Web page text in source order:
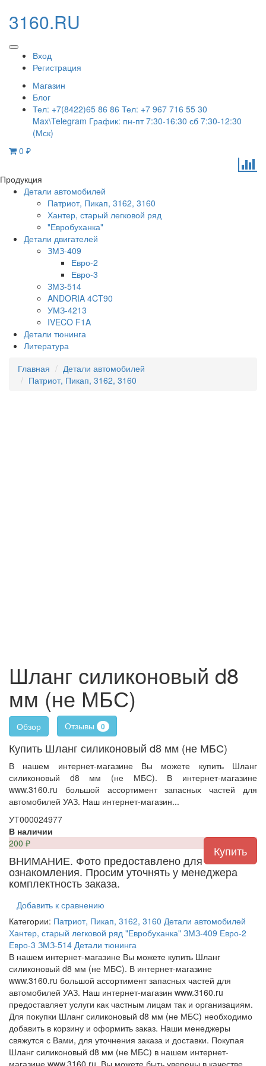
3160.RU
Вход
Регистрация
Магазин
Блог
Тел: +7(8422)65 86 86 Тел: +7 967 716 55 30
Max\Telegram График: пн-пт 7:30-16:30 сб 7:30-12:30
(Мск)
0 ₽
Продукция
Детали автомобилей
Патриот, Пикап, 3162, 3160
Хантер, старый легковой ряд
"Евробуханка"
Детали двигателей
ЗМЗ-409
Евро-2
Евро-3
ЗМЗ-514
ANDORIA 4CT90
УМЗ-4213
IVECO F1A
Детали тюнинга
Литература
Главная
Детали автомобилей
Патриот, Пикап, 3162, 3160
Шланг силиконовый d8
мм (не МБС)
Обзор Отзывы 0
Купить Шланг силиконовый d8 мм (не МБС)
В нашем интернет-магазине Вы можете купить Шланг
силиконовый d8 мм (не МБС). В интернет-магазине
www.3160.ru большой ассортимент запасных частей для
автомобилей УАЗ. Наш интернет-магазин...
УТ000024977
В наличии
200 ₽
ВНИМАНИЕ. Фото предоставлено для
ознакомления. Просим уточнять у менеджера
комплектность заказа.
Добавить к сравнению
Категории: Патриот, Пикап, 3162, 3160 Детали автомобилей
Хантер, старый легковой ряд "Евробуханка" ЗМЗ-409 Евро-2
Евро-3 ЗМЗ-514 Детали тюнинга
В нашем интернет-магазине Вы можете купить Шланг
силиконовый d8 мм (не МБС). В интернет-магазине
www.3160.ru большой ассортимент запасных частей для
автомобилей УАЗ. Наш интернет-магазин www.3160.ru
предоставляет услуги как частным лицам так и организациям.
Для покупки Шланг силиконовый d8 мм (не МБС) необходимо
добавить в корзину и оформить заказ. Наши менеджеры
свяжутся с Вами, для уточнения заказа и доставки. Покупая
Шланг силиконовый d8 мм (не МБС) в нашем интернет-